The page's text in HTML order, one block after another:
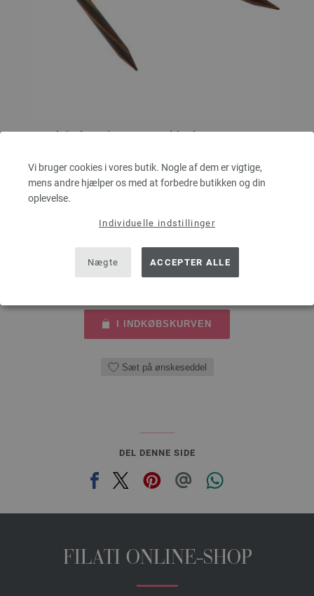
Vi bruger cookies i vores butik. Nogle af dem er vigtige,
mens andre hjælper os med at forbedre butikken og din
oplevelse.
Individuelle indstillinger
Nægte ACCEPTER ALLE
Rundpind Design Træ Multicolor Str. 8,0/80cm
LANA GROSSA Rundpind Design Træ Multicolor Str. 8,0/80cm
9,66 €
MÆNGDE
I INDKØBSKURVEN
Sæt på ønskeseddel
DEL DENNE SIDE
FILATI ONLINE-SHOP